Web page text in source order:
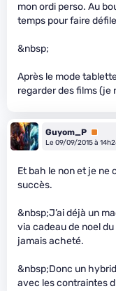
mon ordi perso. Au
temps pour faire
&nbsp;
Après le mode
regarder des films (je
Guyom_P Premium
Le 09/09/2015 à
Et bah le non et je ne
succès.
&nbsp;J’ai déjà un
via cadeau de noel
jamais acheté.
&nbsp;Donc un
avec les contraintes